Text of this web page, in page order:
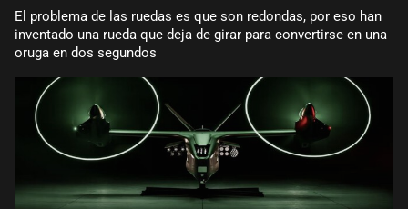
El problema de las ruedas es que son redondas, por eso han
inventado una rueda que deja de girar para convertirse en una
oruga en dos segundos